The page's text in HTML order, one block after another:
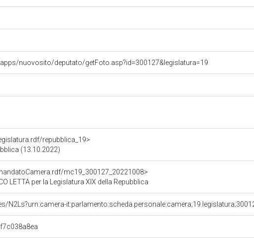
nuovosito/deputato/getFoto.asp?id=300127&legislatura=19
repubblica_19>
(13.10.2022)
mc19_300127_20221008>
LETTA per la Legislatura XIX della Repubblica
N2Ls?urn:camera-